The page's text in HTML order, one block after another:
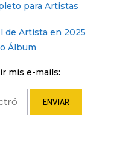
para Artistas
de Artista en 2025
Álbum
mis e-mails: